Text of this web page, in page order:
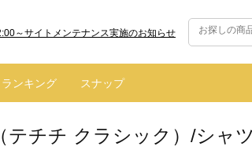
～サイトメンテナンス実施のお知らせ
ランキング スナップ
テチチ クラシック）/シャ